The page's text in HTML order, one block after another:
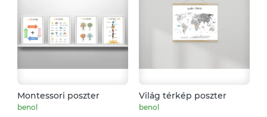
Montessori poszter
benol
Világ térkép poszter
benol